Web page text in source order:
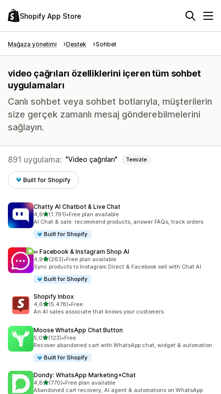
Shopify App Store
Mağaza yönetimi Destek Sohbet
video çağrıları özelliklerini içeren tüm sohbet
uygulamaları
Canlı sohbet veya sohbet botlarıyla, müşterilerin
size gerçek zamanlı mesaj gönderebilmelerini
sağlayın.
891 uygulama: Video çağrıları Temizle
Built for Shopify
Chatty AI Chatbot & Live Chat
4,95 yıldız üzerinden
(1.791)
toplam 1791 değerlendirme
•Free plan available
AI Chat & sale: recommend products, answer FAQs, track orders
Built for Shopify
∞ Facebook & Instagram Shop AI
4,95 yıldız üzerinden
(263)
toplam 263 değerlendirme
•Free plan available
Sync products to Instagram Direct & Facebook sell with Chat AI
Built for Shopify
Shopify Inbox
4,65 yıldız üzerinden
(5.478)
toplam 5478 değerlendirme
•Free
An AI sales associate that knows your customers
Moose WhatsApp Chat Button
5,05 yıldız üzerinden
(123)
toplam 123 değerlendirme
•Free
Recover abandoned cart with WhatsApp chat, widget & automation
Built for Shopify
Dondy: WhatsApp Marketing+Chat
4,85 yıldız üzerinden
(770)
toplam 770 değerlendirme
•Free plan available
Abandoned cart recovery, AI agent & automations on WhatsApp